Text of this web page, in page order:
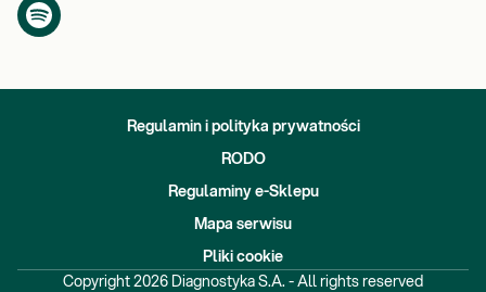
Regulamin i polityka prywatności
RODO
Regulaminy e-Sklepu
Mapa serwisu
Pliki cookie
Copyright 2026 Diagnostyka S.A. - All rights reserved